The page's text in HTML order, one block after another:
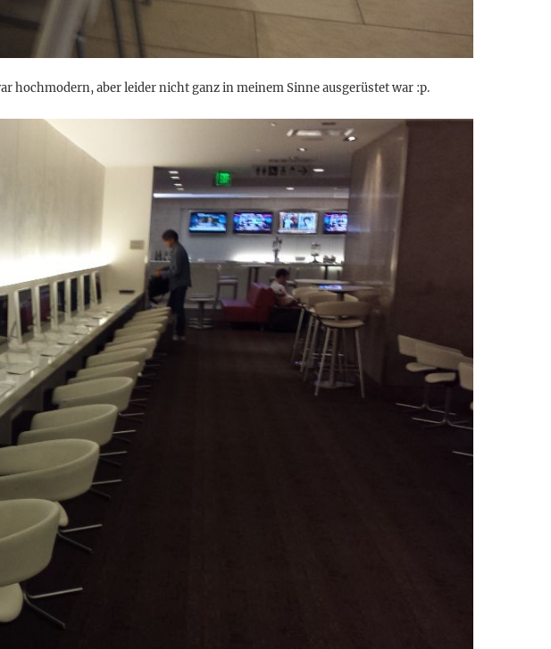
hochmodern, aber leider nicht ganz in meinem Sinne ausgerüstet war :p.